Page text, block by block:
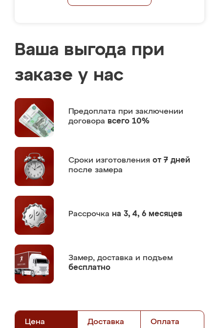
Ваша выгода при
заказе у нас
Предоплата при заключении
договора всего 10%
Сроки изготовления от 7 дней
после замера
Рассрочка на 3, 4, 6 месяцев
Замер, доставка и подъем
бесплатно
Цена Доставка Оплата